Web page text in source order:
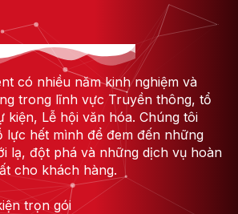
có nhiều năm kinh nghiệm và
trong lĩnh vực Truyền thông, tổ
kiện, Lễ hội văn hóa. Chúng tôi
lực hết mình để đem đến những
lạ, đột phá và những dịch vụ hoàn
cho khách hàng.
trọn gói